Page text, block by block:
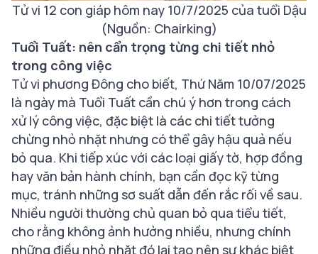
Tử vi 12 con giáp hôm nay 10/7/2025 của tuổi Dậu
(Nguồn: Chairking)
Tuổi Tuất: nên cẩn trọng từng chi tiết nhỏ
trong công việc
Tử vi phương Đông cho biết, Thứ Năm 10/07/2025
là ngày mà Tuổi Tuất cần chú ý hơn trong cách
xử lý công việc, đặc biệt là các chi tiết tưởng
chừng nhỏ nhặt nhưng có thể gây hậu quả nếu
bỏ qua. Khi tiếp xúc với các loại giấy tờ, hợp đồng
hay văn bản hành chính, bạn cần đọc kỹ từng
mục, tránh những sơ suất dẫn đến rắc rối về sau.
Nhiều người thường chủ quan bỏ qua tiểu tiết,
cho rằng không ảnh hưởng nhiều, nhưng chính
những điều nhỏ nhặt đó lại tạo nên sự khác biệt